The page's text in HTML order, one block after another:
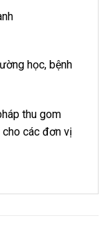
học, bệnh
thu gom
các đơn vị